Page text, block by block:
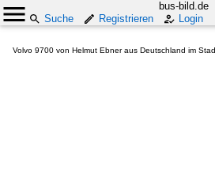
bus-bild.de
Suche
Registrieren Login
Volvo 9700 von Helmut Ebner aus Deutschland im